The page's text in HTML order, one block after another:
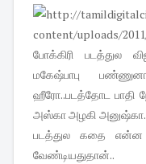
போக்கிரி படத்துல
மகேஷ்பாபு
ஹீரோ..படத்தோட பாதி
அஸ்கா அழகி
படத்துல கதை
வேண்டியதுதான்..